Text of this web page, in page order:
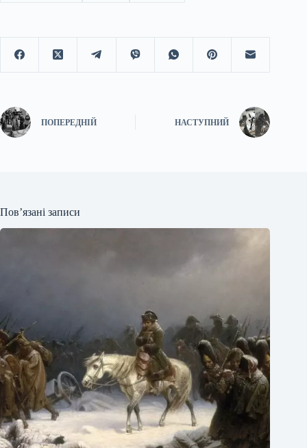
ПОПЕРЕДНІЙ НАСТУПНИЙ
Пов’язані записи